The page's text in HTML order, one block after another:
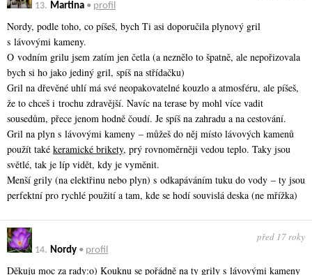
13. Martina • profil
Nordy, podle toho, co píšeš, bych Ti asi doporučila plynový gril
s lávovými kameny.
O vodním grilu jsem zatím jen četla (a neznělo to špatně, ale nepořizovala
bych si ho jako jediný gril, spíš na střídačku)
Gril na dřevěné uhlí má své neopakovatelné kouzlo a atmosféru, ale píšeš,
že to chceš i trochu zdravější. Navíc na terase by mohl více vadit
sousedům, přece jenom hodně čoudí. Je spíš na zahradu a na cestování.
Gril na plyn s lávovými kameny – můžeš do něj místo lávových kamenů
použít také keramické brikety, prý rovnoměrněji vedou teplo. Taky jsou
světlé, tak je líp vidět, kdy je vyměnit.
Menší grily (na elektřinu nebo plyn) s odkapáváním tuku do vody – ty jsou
perfektní pro rychlé použití a tam, kde se hodí souvislá deska (ne mřížka)
14. Nordy • profil
před 17 roky
Děkuju moc za rady:o) Kouknu se pořádně na ty grily s lávovými kameny